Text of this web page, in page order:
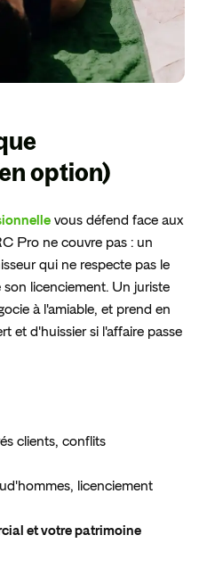
option)
vous défend face aux
Pro ne couvre pas : un
qui ne respecte pas le
licenciement. Un juriste
à l'amiable, et prend en
et d'huissier si l'affaire passe
clients, conflits
licenciement
et votre patrimoine